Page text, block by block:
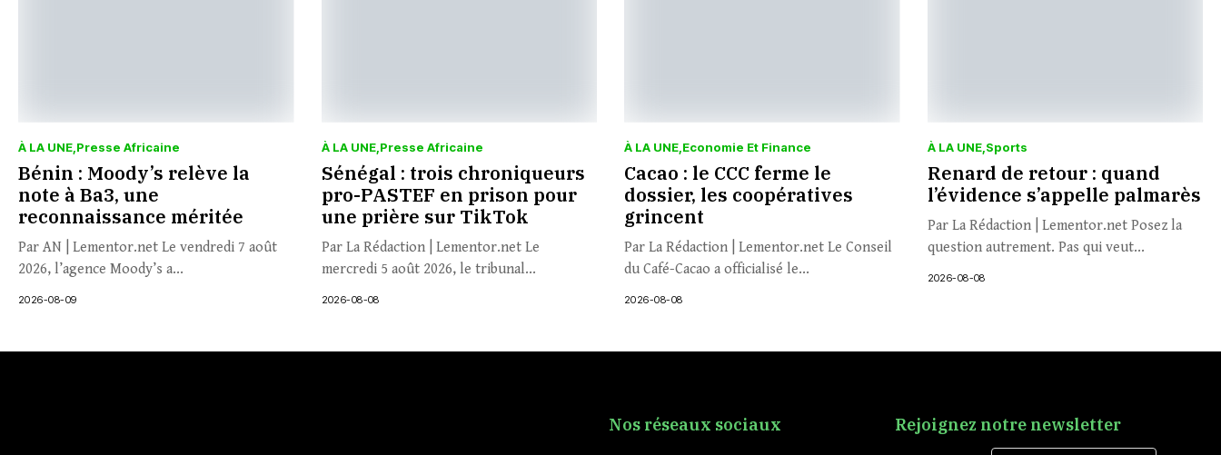
À LA UNE Presse Africaine
Bénin : Moody’s relève la
note à Ba3, une
reconnaissance méritée
Par AN | Lementor.net Le vendredi 7 août
2026, l’agence Moody’s a...
2026-08-09
À LA UNE Presse Africaine
Sénégal : trois chroniqueurs
pro-PASTEF en prison pour
une prière sur TikTok
Par La Rédaction | Lementor.net Le
mercredi 5 août 2026, le tribunal...
2026-08-08
À LA UNE Economie Et Finance
Cacao : le CCC ferme le
dossier, les coopératives
grincent
Par La Rédaction | Lementor.net Le Conseil
du Café-Cacao a officialisé le...
2026-08-08
À LA UNE Sports
Renard de retour : quand
l’évidence s’appelle palmarès
Par La Rédaction | Lementor.net Posez la
question autrement. Pas qui veut...
2026-08-08
Nos réseaux sociaux Rejoignez notre newsletter